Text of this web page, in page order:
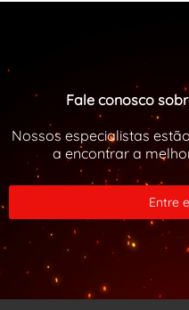
Fale conosco
Nossos especialistas
a encontrar a
Entre